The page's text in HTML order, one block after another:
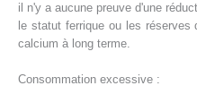
il n'y a aucune preuve d'une
le statut ferrique ou les
calcium à long terme.
Consommation excessive :